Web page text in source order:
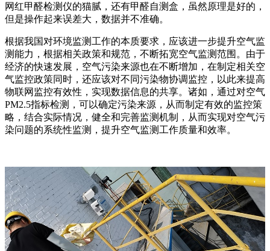
网红甲醛检测仪的猫腻，还有甲醛自测盒，虽然原理是好的，
但是操作起来误差大，数据并不准确。
根据我国对环境监测工作的本质要求，应该进一步提升空气监
测能力，根据相关政策和规范，不断拓宽空气监测范围。由于
经济的快速发展，空气污染来源也在不断增加，在制定相关空
气监控政策同时，还应该对不同污染物协调监控，以此来提高
物联网监控有效性，实现数据信息的共享。诸如，通过对空气
PM2.5指标检测，可以确定污染来源，从而制定有效的监控策
略，结合实际情况，健全和完善监测机制，从而实现对空气污
染问题的系统性监测，提升空气监测工作质量和效率。